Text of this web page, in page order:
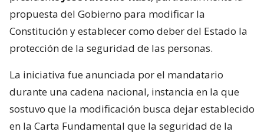
propuesta del Gobierno para modificar la
Constitución y establecer como deber del Estado la
protección de la seguridad de las personas.
La iniciativa fue anunciada por el mandatario
durante una cadena nacional, instancia en la que
sostuvo que la modificación busca dejar establecido
en la Carta Fundamental que la seguridad de la